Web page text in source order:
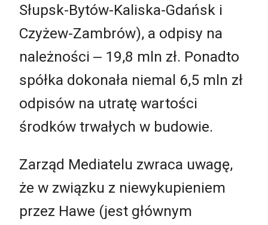
Słupsk-Bytów-Kaliska-Gdańsk i
Czyżew-Zambrów), a odpisy na
należności ‒ 19,8 mln zł. Ponadto
spółka dokonała niemal 6,5 mln zł
odpisów na utratę wartości
środków trwałych w budowie.
Zarząd Mediatelu zwraca uwagę,
że w związku z niewykupieniem
przez Hawe (jest głównym